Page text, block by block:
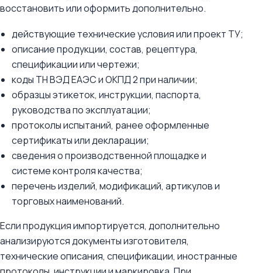
восстановить или оформить дополнительно.
действующие технические условия или проект ТУ;
описание продукции, состав, рецептура,
спецификации или чертежи;
коды ТН ВЭД ЕАЭС и ОКПД 2 при наличии;
образцы этикеток, инструкции, паспорта,
руководства по эксплуатации;
протоколы испытаний, ранее оформленные
сертификаты или декларации;
сведения о производственной площадке и
системе контроля качества;
перечень изделий, модификаций, артикулов и
торговых наименований.
Если продукция импортируется, дополнительно
анализируются документы изготовителя,
технические описания, спецификации, иностранные